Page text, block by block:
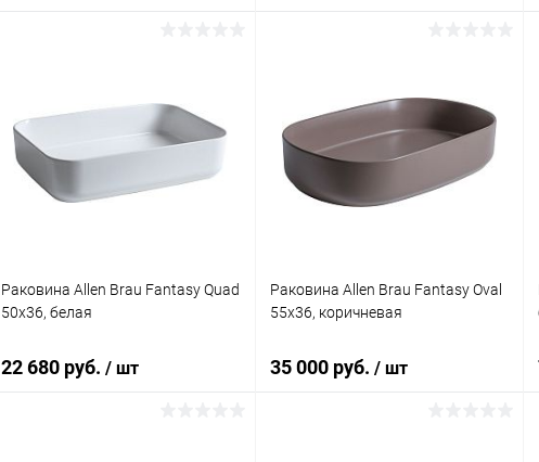
Купить в 1 клик Сравнение
В избранное Под заказ
Купить в 1 клик Сравнение
Недоступно
Раковина Allen Brau Fantasy Quad
50x36, белая
22 680 руб. / шт
Раковина Allen Brau Fantasy Oval
55x36, коричневая
35 000 руб. / шт